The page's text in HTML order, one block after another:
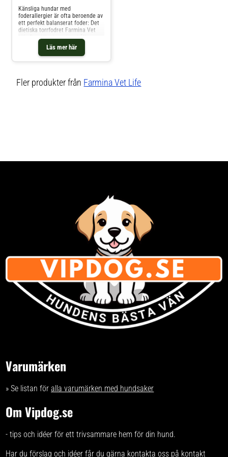
Läs mer här
Känsliga hundar med
foderallergier är ofta beroende av
ett perfekt balanserat foder: Det
dietiska torrfodret Farmina Vet
Life Dog Ultrahypo innehåller
värdefulla och utvalda
ingredienser som är mycket
lättsmälta och därför stöder en
Fler produkter från Farmina Vet Life
Varumärken
» Se listan föralla varumärken med hundsaker
Om Vipdog.se
- tips och idéer för ett trivsammare hem för din hund.
Har du förslag och idéer får du gärna kontakta oss på kontakt